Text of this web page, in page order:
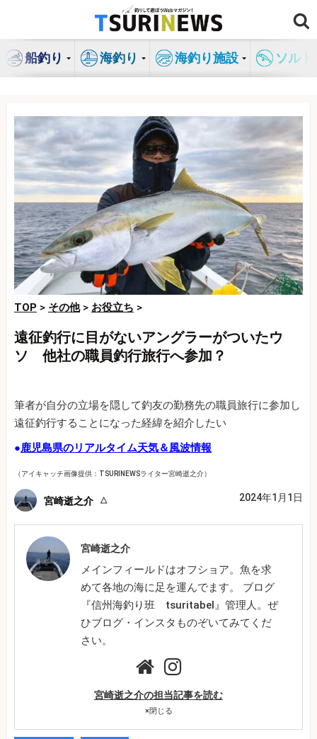
ン
船釣り 海釣り 海釣り施設 ソル
TOP > その他> お役立ち >
遠征釣行に目がないアングラーがついたウ
ソ 他社の職員釣行旅行へ参加？
筆者が自分の立場を隠して釣友の勤務先の職員旅行に参加し
遠征釣行することになった経緯を紹介したい
●鹿児島県のリアルタイム天気＆風波情報
（アイキャッチ画像提供：TSURINEWSライター宮崎逝之介）
宮崎逝之介 2024年1月1日
宮崎逝之介
メインフィールドはオフショア。魚を求
めて各地の海に足を運んでます。 ブログ
『信州海釣り班 tsuritabel』管理人。ぜ
ひブログ・インスタものぞいてみてくだ
さい。
宮崎逝之介の担当記事を読む
×閉じる